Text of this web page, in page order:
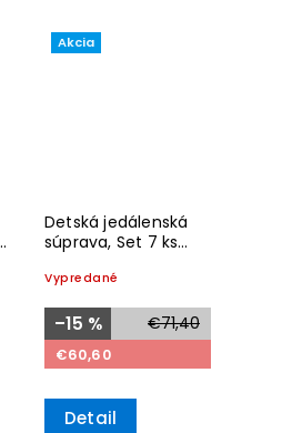
Akcia
Detská jedálenská
súprava, Set 7 ks
Villeroy & Boch
Vypredané
€71,40
–15 %
€60,60
Detail